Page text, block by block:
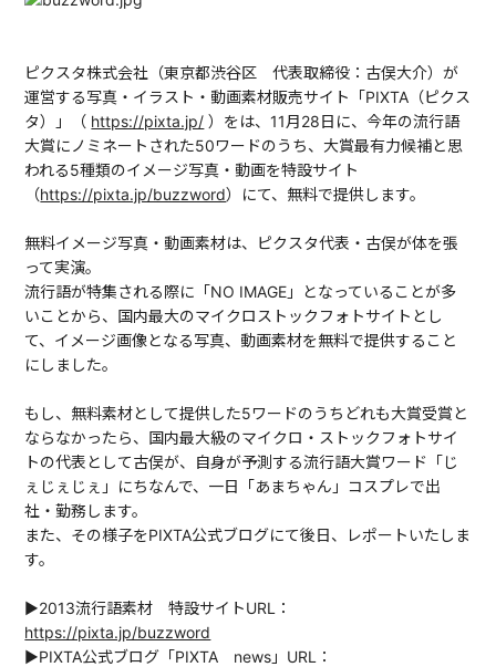
ピクスタ株式会社（東京都渋谷区 代表取締役：古俣大介）が
運営する写真・イラスト・動画素材販売サイト「PIXTA（ピクス
タ）」（ https://pixta.jp/ ）をは、11月28日に、今年の流行語
大賞にノミネートされた50ワードのうち、大賞最有力候補と思
われる5種類のイメージ写真・動画を特設サイト
（https://pixta.jp/buzzword）にて、無料で提供します。
無料イメージ写真・動画素材は、ピクスタ代表・古俣が体を張
って実演。
流行語が特集される際に「NO IMAGE」となっていることが多
いことから、国内最大のマイクロストックフォトサイトとし
て、イメージ画像となる写真、動画素材を無料で提供すること
にしました。
もし、無料素材として提供した5ワードのうちどれも大賞受賞と
ならなかったら、国内最大級のマイクロ・ストックフォトサイ
トの代表として古俣が、自身が予測する流行語大賞ワード「じ
ぇじぇじぇ」にちなんで、一日「あまちゃん」コスプレで出
社・勤務します。
また、その様子をPIXTA公式ブログにて後日、レポートいたしま
す。
▶2013流行語素材 特設サイトURL：
https://pixta.jp/buzzword
▶PIXTA公式ブログ「PIXTA news」URL：